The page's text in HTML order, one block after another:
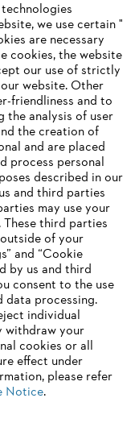
we use certain "
are necessary
cookies, the website
our use of strictly
website. ‎Other
friendliness and to
the analysis of user
the creation of
and are placed
process personal
described in our
and third parties
may use your
third parties
of your
and “Cookie
by us and third
consent to the use
data processing.
individual
withdraw your
cookies or all
effect under
please refer
Notice.